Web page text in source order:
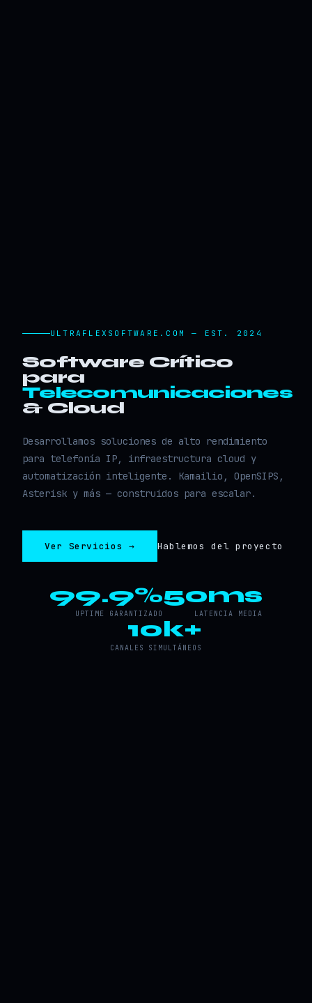
ULTRAFLEXSOFTWARE.COM — EST. 2024
Software Crítico
para
Telecomunicaciones
& Cloud
Desarrollamos soluciones de alto rendimiento
para telefonía IP, infraestructura cloud y
automatización inteligente. Kamailio, OpenSIPS,
Asterisk y más — construidos para escalar.
Ver Servicios → Hablemos del proyecto
99.9%
UPTIME GARANTIZADO
50ms
LATENCIA MEDIA
10k+
CANALES SIMULTÁNEOS